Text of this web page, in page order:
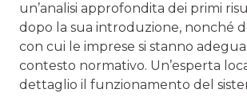
un’analisi approfondita dei primi
dopo la sua introduzione, nonché
con cui le imprese si stanno
contesto normativo. Un’esperta
dettaglio il funzionamento del